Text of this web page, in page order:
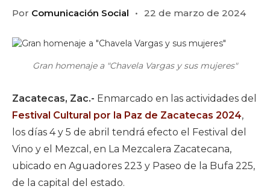
Por Comunicación Social 22 de marzo de 2024
Gran homenaje a "Chavela Vargas y sus mujeres"
Zacatecas, Zac.- Enmarcado en las actividades del
Festival Cultural por la Paz de Zacatecas 2024,
los días 4 y 5 de abril tendrá efecto el Festival del
Vino y el Mezcal, en La Mezcalera Zacatecana,
ubicado en Aguadores 223 y Paseo de la Bufa 225,
de la capital del estado.